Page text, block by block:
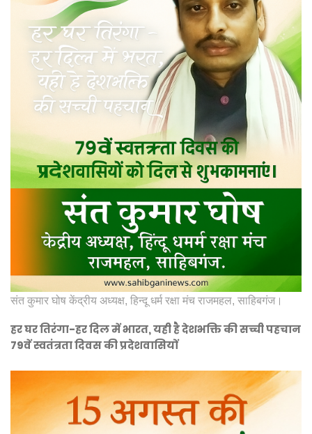
संत कुमार घोष केंद्रीय अध्यक्ष, हिन्दू धर्म रक्षा मंच राजमहल, साहिबगंज।
हर घर तिरंगा-हर दिल में भारत, यही है देशभक्ति की सच्ची पहचान
79वें स्वतंत्रता दिवस की प्रदेशवासियों